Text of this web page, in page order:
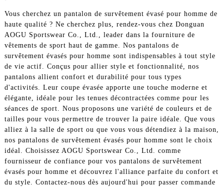
Vous cherchez un pantalon de survêtement évasé pour homme de
haute qualité ? Ne cherchez plus, rendez-vous chez Donguan
AOGU Sportswear Co., Ltd., leader dans la fourniture de
vêtements de sport haut de gamme. Nos pantalons de
survêtement évasés pour homme sont indispensables à tout style
de vie actif. Conçus pour allier style et fonctionnalité, nos
pantalons allient confort et durabilité pour tous types
d'activités. Leur coupe évasée apporte une touche moderne et
élégante, idéale pour les tenues décontractées comme pour les
séances de sport. Nous proposons une variété de couleurs et de
tailles pour vous permettre de trouver la paire idéale. Que vous
alliez à la salle de sport ou que vous vous détendiez à la maison,
nos pantalons de survêtement évasés pour homme sont le choix
idéal. Choisissez AOGU Sportswear Co., Ltd. comme
fournisseur de confiance pour vos pantalons de survêtement
évasés pour homme et découvrez l'alliance parfaite du confort et
du style. Contactez-nous dès aujourd'hui pour passer commande